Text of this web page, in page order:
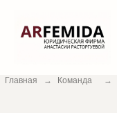
Главная Команда
→ →